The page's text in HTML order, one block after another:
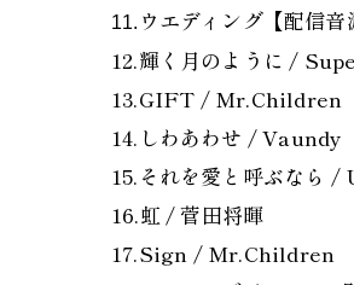
11. ウエディング【配信
12.輝く月のように /
13.GIFT / Mr.Children
14.しわあわせ / Vaundy
15.それを愛と呼ぶなら /
16.虹 / 菅田将暉
17.Sign / Mr.Children